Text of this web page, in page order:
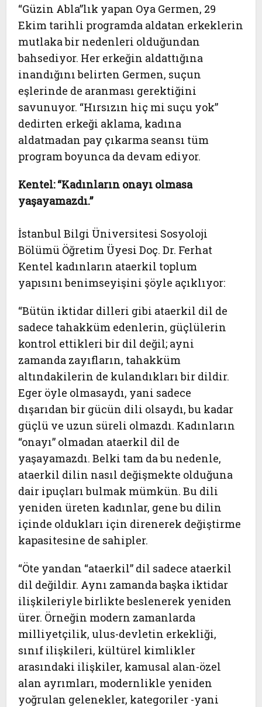
“Güzin Abla”lık yapan Oya Germen, 29
Ekim tarihli programda aldatan erkeklerin
mutlaka bir nedenleri olduğundan
bahsediyor. Her erkeğin aldattığına
inandığını belirten Germen, suçun
eşlerinde de aranması gerektiğini
savunuyor. “Hırsızın hiç mi suçu yok”
dedirten erkeği aklama, kadına
aldatmadan pay çıkarma seansı tüm
program boyunca da devam ediyor.
Kentel: “Kadınların onayı olmasa
yaşayamazdı.”
İstanbul Bilgi Üniversitesi Sosyoloji
Bölümü Öğretim Üyesi Doç. Dr. Ferhat
Kentel kadınların ataerkil toplum
yapısını benimseyişini şöyle açıklıyor:
“Bütün iktidar dilleri gibi ataerkil dil de
sadece tahakküm edenlerin, güçlülerin
kontrol ettikleri bir dil değil; ayni
zamanda zayıfların, tahakküm
altındakilerin de kulandıkları bir dildir.
Eger öyle olmasaydı, yani sadece
dışarıdan bir gücün dili olsaydı, bu kadar
güçlü ve uzun süreli olmazdı. Kadınların
“onayı” olmadan ataerkil dil de
yaşayamazdı. Belki tam da bu nedenle,
ataerkil dilin nasıl değişmekte olduğuna
dair ipuçları bulmak mümkün. Bu dili
yeniden üreten kadınlar, gene bu dilin
içinde oldukları için direnerek değiştirme
kapasitesine de sahipler.
“Öte yandan “ataerkil” dil sadece ataerkil
dil değildir. Aynı zamanda başka iktidar
ilişkileriyle birlikte beslenerek yeniden
ürer. Örneğin modern zamanlarda
milliyetçilik, ulus-devletin erkekliği,
sınıf ilişkileri, kültürel kimlikler
arasındaki ilişkiler, kamusal alan-özel
alan ayrımları, modernlikle yeniden
yoğrulan gelenekler, kategoriler -yani